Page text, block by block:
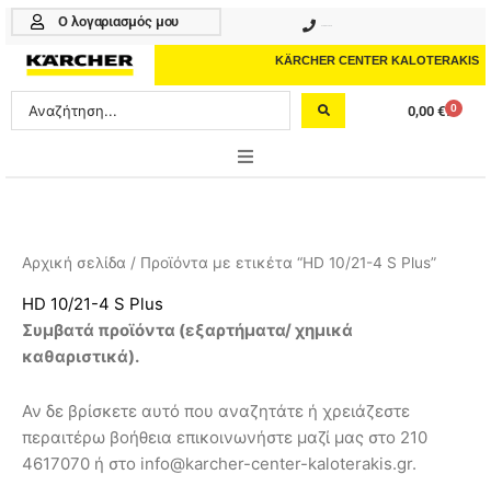
Μετάβαση
περιεχόμενο
Ο λογαριασμός μου
KÄRCHER CENTER KALOTERAKIS
Search
...
0,00 € 0
Cart
PROFESSIONAL
ΑΞΕΣΟΥΑΡ
ΥΠΗΡΕΣΙΕΣ-ΝΕΑ-ΛΥΣΕΙΣ
Αρχική σελίδα / Προϊόντα με ετικέτα “HD 10/21-4 S Plus”
HD 10/21-4 S Plus
Συμβατά προϊόντα (εξαρτήματα/ χημικά
καθαριστικά).
Αν δε βρίσκετε αυτό που αναζητάτε ή χρειάζεστε
περαιτέρω βοήθεια επικοινωνήστε μαζί μας στο 210
4617070 ή στο info@karcher-center-kaloterakis.gr.